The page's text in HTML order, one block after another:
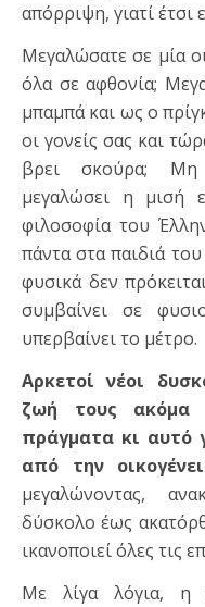
απόρριψη, γιατί έτσι
Μεγαλώσατε σε μία
όλα σε αφθονία;
μπαμπά και ως ο
οι γονείς σας και
βρει σκούρα; Μη
μεγαλώσει η μισή
φιλοσοφία του
πάντα στα παιδιά
φυσικά δεν
συμβαίνει σε
υπερβαίνει το μέτρο.
Αρκετοί νέοι
ζωή τους ακόμα
πράγματα κι αυτό
από την
μεγαλώνοντας,
δύσκολο έως
ικανοποιεί όλες τις
Με λίγα λόγια, η